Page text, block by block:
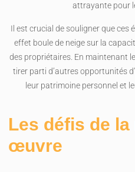
attrayante pour
Il est crucial de souligner que ces
effet boule de neige sur la
des propriétaires. En maintenant
tirer parti d’autres opportunités
leur patrimoine personnel et
Les défis de la
œuvre